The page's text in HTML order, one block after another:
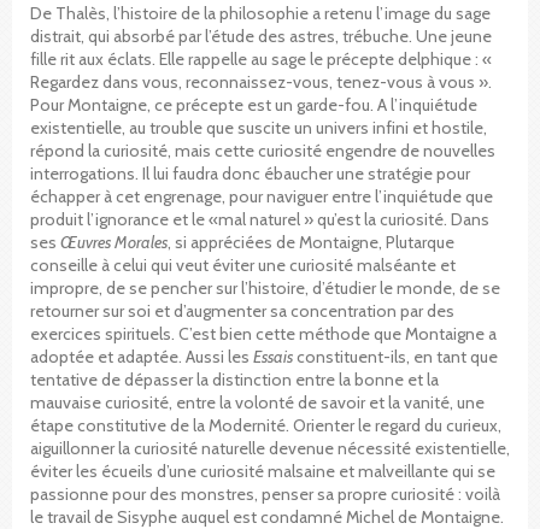
De Thalès, l’histoire de la philosophie a retenu l’image du sage
distrait, qui absorbé par l’étude des astres, trébuche. Une jeune
fille rit aux éclats. Elle rappelle au sage le précepte delphique : «
Regardez dans vous, reconnaissez-vous, tenez-vous à vous ».
Pour Montaigne, ce précepte est un garde-fou. A l’inquiétude
existentielle, au trouble que suscite un univers infini et hostile,
répond la curiosité, mais cette curiosité engendre de nouvelles
interrogations. Il lui faudra donc ébaucher une stratégie pour
échapper à cet engrenage, pour naviguer entre l’inquiétude que
produit l’ignorance et le «mal naturel » qu’est la curiosité. Dans
ses Œuvres Morales, si appréciées de Montaigne, Plutarque
conseille à celui qui veut éviter une curiosité malséante et
impropre, de se pencher sur l’histoire, d’étudier le monde, de se
retourner sur soi et d’augmenter sa concentration par des
exercices spirituels. C’est bien cette méthode que Montaigne a
adoptée et adaptée. Aussi les Essaisconstituent-ils, en tant que
tentative de dépasser la distinction entre la bonne et la
mauvaise curiosité, entre la volonté de savoir et la vanité, une
étape constitutive de la Modernité. Orienter le regard du curieux,
aiguillonner la curiosité naturelle devenue nécessité existentielle,
éviter les écueils d’une curiosité malsaine et malveillante qui se
passionne pour des monstres, penser sa propre curiosité : voilà
le travail de Sisyphe auquel est condamné Michel de Montaigne.